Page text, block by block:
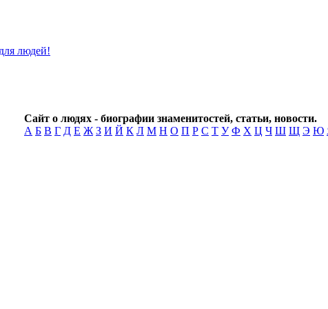
Сайт о людях - биографии знаменитостей, статьи, новости.
А Б В Г Д Е Ж З И Й К Л М Н О П Р С Т У Ф Х Ц Ч Ш Щ Э Ю